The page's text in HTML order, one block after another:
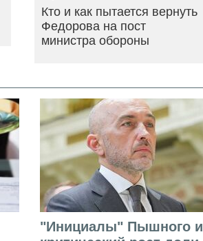
Кто и как пытается вернуть
Федорова на пост
министра обороны
"Инициалы" Пышного и